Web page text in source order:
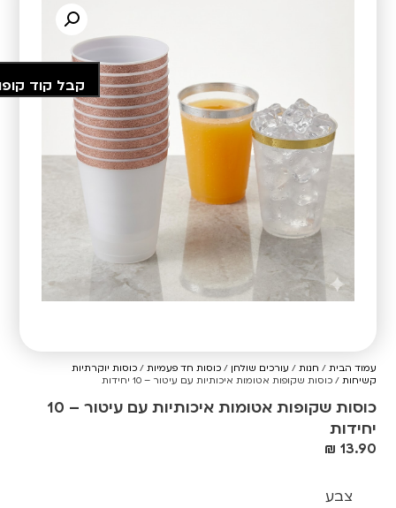
עמוד הבית / חנות / עורכים שולחן /כוסות חד פעמיות /כוסות יוקרתיות
קשיחות / כוסות שקופות אטומות איכותיות עם עיטור – 10 יחידות
כוסות שקופות אטומות איכותיות עם עיטור – 10
יחידות
₪ 13.90
צבע
קבל קוד